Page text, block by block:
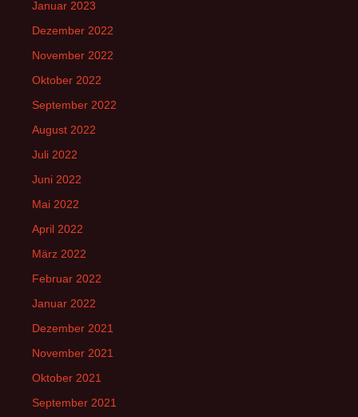
Januar 2023
Dezember 2022
November 2022
Oktober 2022
September 2022
August 2022
Juli 2022
Juni 2022
Mai 2022
April 2022
März 2022
Februar 2022
Januar 2022
Dezember 2021
November 2021
Oktober 2021
September 2021